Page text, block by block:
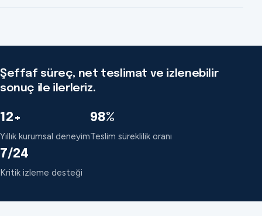
Şeffaf süreç, net teslimat ve izlenebilir
sonuç ile ilerleriz.
12+
Yıllık kurumsal deneyim
98%
Teslim süreklilik oranı
7/24
Kritik izleme desteği